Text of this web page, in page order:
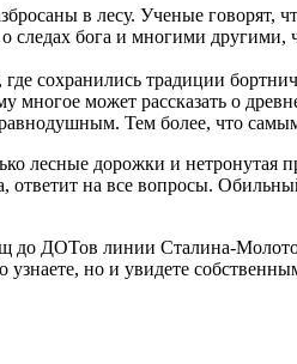
в лесу. Ученые
следах бога и многими
сохранились традиции
многое может рассказать о
Тем более, что
лесные дорожки и
ответит на все вопросы.
до ДОТов линии Сталина-
но и увидете